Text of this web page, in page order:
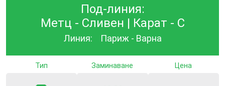
Под-линия:
Метц - Сливен | Карат - С
Линия: Париж - Варна
Тип Заминаване Цена